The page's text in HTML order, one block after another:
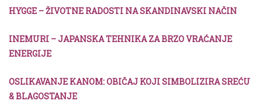
HYGGE – ŽIVOTNE RADOSTI NA SKANDINAVSKI NAČIN
INEMURI – JAPANSKA TEHNIKA ZA BRZO VRAĆANJE
ENERGIJE
OSLIKAVANJE KANOM: OBIČAJ KOJI SIMBOLIZIRA SREĆU
& BLAGOSTANJE